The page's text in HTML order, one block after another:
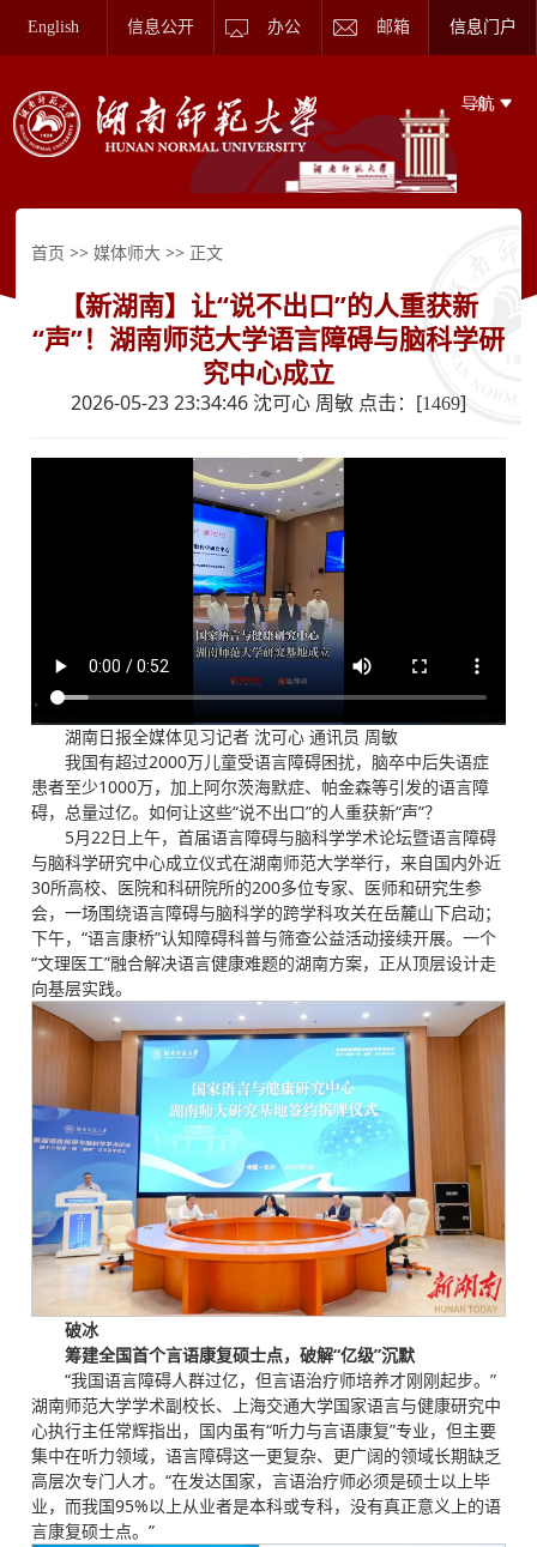
English 信息公开 办公 邮箱 信息门户
首页 >>媒体师大 >> 正文
【新湖南】让“说不出口”的人重获新
“声”！湖南师范大学语言障碍与脑科学研
究中心成立
2026-05-23 23:34:46 沈可心 周敏 点击：[1469]
湖南日报全媒体见习记者 沈可心 通讯员 周敏
我国有超过2000万儿童受语言障碍困扰，脑卒中后失语症
患者至少1000万，加上阿尔茨海默症、帕金森等引发的语言障
碍，总量过亿。如何让这些“说不出口”的人重获新“声”？
5月22日上午，首届语言障碍与脑科学学术论坛暨语言障碍
与脑科学研究中心成立仪式在湖南师范大学举行，来自国内外近
30所高校、医院和科研院所的200多位专家、医师和研究生参
会，一场围绕语言障碍与脑科学的跨学科攻关在岳麓山下启动；
下午，“语言康桥”认知障碍科普与筛查公益活动接续开展。一个
“文理医工”融合解决语言健康难题的湖南方案，正从顶层设计走
向基层实践。
破冰
筹建全国首个言语康复硕士点，破解“亿级”沉默
“我国语言障碍人群过亿，但言语治疗师培养才刚刚起步。”
湖南师范大学学术副校长、上海交通大学国家语言与健康研究中
心执行主任常辉指出，国内虽有“听力与言语康复”专业，但主要
集中在听力领域，语言障碍这一更复杂、更广阔的领域长期缺乏
高层次专门人才。“在发达国家，言语治疗师必须是硕士以上毕
业，而我国95%以上从业者是本科或专科，没有真正意义上的语
言康复硕士点。”